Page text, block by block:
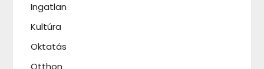
Ingatlan
Kultúra
Oktatás
Otthon